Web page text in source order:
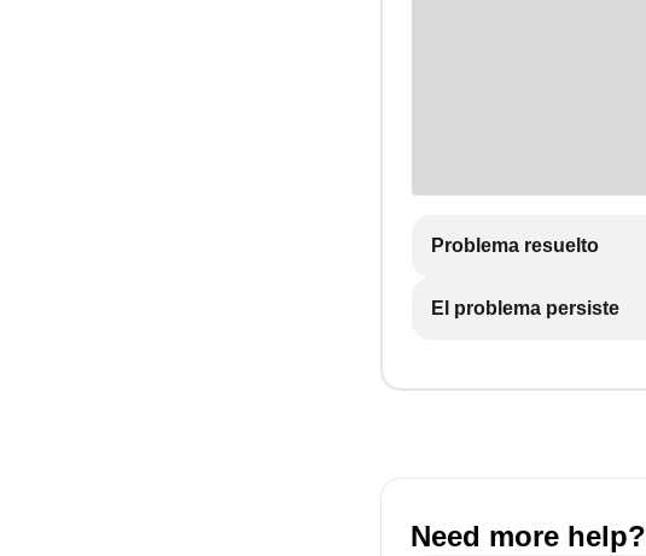
Problema resuelto
El problema persiste
Need more help?